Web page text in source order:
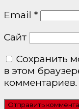
Email *
Сайт
Сохранить
в этом
комментариев.